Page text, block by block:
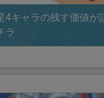
4キャラの残す価値が
ラ